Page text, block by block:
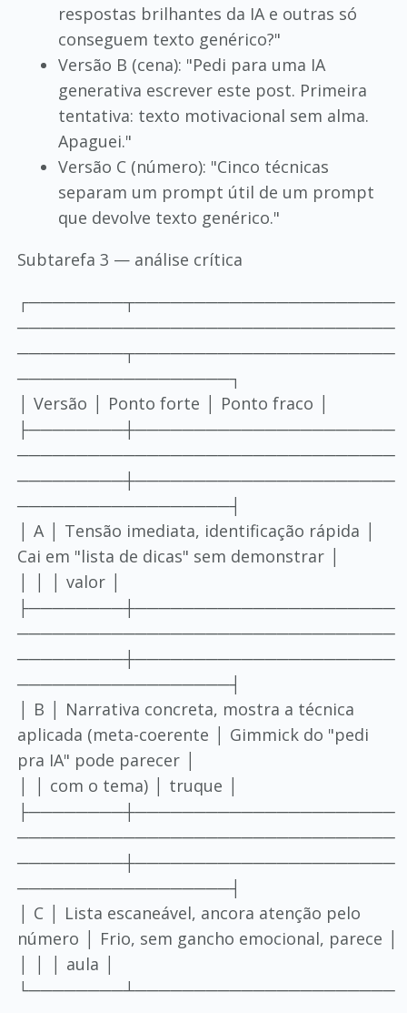
respostas brilhantes da IA e outras só
conseguem texto genérico?"
Versão B (cena): "Pedi para uma IA
generativa escrever este post. Primeira
tentativa: texto motivacional sem alma.
Apaguei."
Versão C (número): "Cinco técnicas
separam um prompt útil de um prompt
que devolve texto genérico."
Subtarefa 3 — análise crítica
┌────────┬──────────────────────
────────────────────────────────
─────────┬──────────────────────
──────────────────┐
│ Versão │ Ponto forte │ Ponto fraco │
├────────┼──────────────────────
────────────────────────────────
─────────┼──────────────────────
──────────────────┤
│ A │ Tensão imediata, identificação rápida │
Cai em "lista de dicas" sem demonstrar │
│ │ │ valor │
├────────┼──────────────────────
────────────────────────────────
─────────┼──────────────────────
──────────────────┤
│ B │ Narrativa concreta, mostra a técnica
aplicada (meta-coerente │ Gimmick do "pedi
pra IA" pode parecer │
│ │ com o tema) │ truque │
├────────┼──────────────────────
────────────────────────────────
─────────┼──────────────────────
──────────────────┤
│ C │ Lista escaneável, ancora atenção pelo
número │ Frio, sem gancho emocional, parece │
│ │ │ aula │
└────────┴──────────────────────